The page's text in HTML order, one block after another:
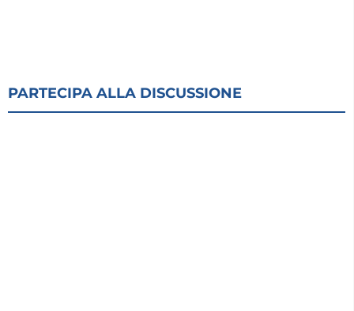
PARTECIPA ALLA DISCUSSIONE